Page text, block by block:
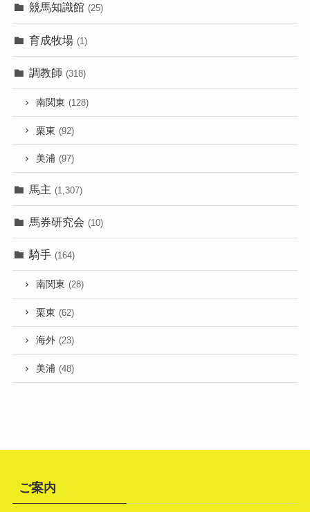
競馬知識館 (25)
育成牧場 (1)
調教師 (318)
南関東 (128)
栗東 (92)
美浦 (97)
馬主 (1,307)
馬券研究会 (10)
騎手 (164)
南関東 (28)
栗東 (62)
海外 (23)
美浦 (48)
ご案内